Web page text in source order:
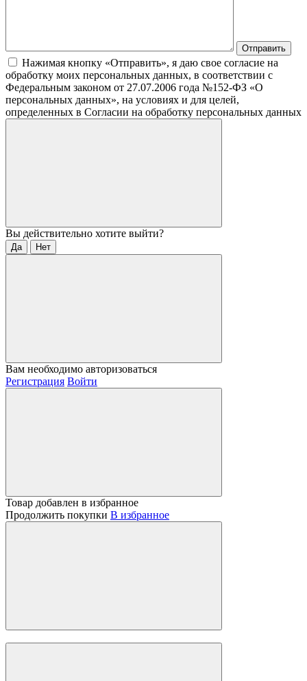
Нажимая кнопку «Отправить», я даю свое согласие на
обработку моих персональных данных, в соответствии с
Федеральным законом от 27.07.2006 года №152-ФЗ «О
персональных данных», на условиях и для целей,
определенных в Согласии на обработку персональных данных
Вы действительно хотите выйти?
Да Нет
Вам необходимо авторизоваться
Регистрация Войти
Товар добавлен в избранное
Продолжить покупки В избранное